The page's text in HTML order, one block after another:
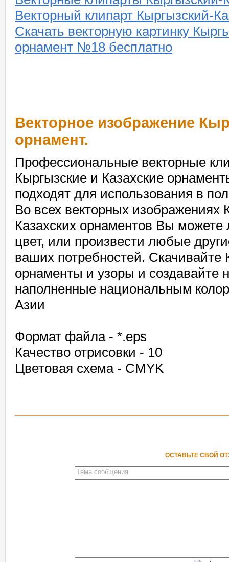
Векторный клипарт Кыргызский-
Скачать векторную картинку
орнамент №18 бесплатно
Векторное изображение
орнамент.
Профессиональные векторные
Кыргызские и Казахские
подходят для использования в
Во всех векторных изображениях
Казахских орнаментов Вы можете
цвет, или произвести любые
ваших потребностей. Скачивайте
орнаменты и узоры и создавайте
наполненные национальным
Азии
Формат файла - *.eps
Качество отрисовки - 10
Цветовая схема - CMYK
ОСТАВЬТЕ СВОЙ